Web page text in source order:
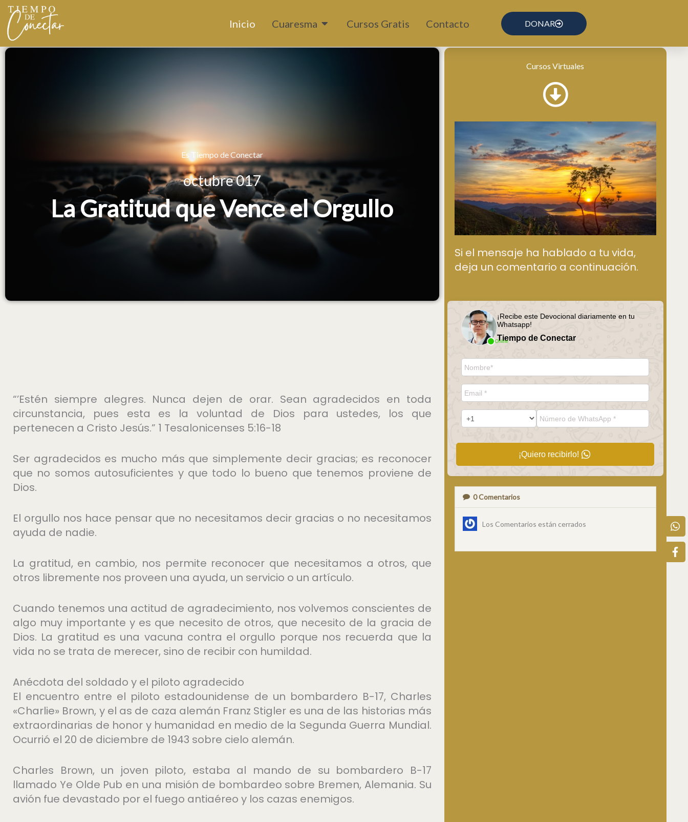
contenido
Inicio Cuaresma Abrir CuaresmaCursos Gratis Contacto DONAR
Es Tiempo de Conectar
octubre 017
La Gratitud que Vence el Orgullo
“’Estén siempre alegres. Nunca dejen de orar. Sean agradecidos en toda
circunstancia, pues esta es la voluntad de Dios para ustedes, los que
pertenecen a Cristo Jesús.” 1 Tesalonicenses 5:16-18
Ser agradecidos es mucho más que simplemente decir gracias; es reconocer
que no somos autosuficientes y que todo lo bueno que tenemos proviene de
Dios.
El orgullo nos hace pensar que no necesitamos decir gracias o no necesitamos
ayuda de nadie.
La gratitud, en cambio, nos permite reconocer que necesitamos a otros, que
otros libremente nos proveen una ayuda, un servicio o un artículo.
Cuando tenemos una actitud de agradecimiento, nos volvemos conscientes de
algo muy importante y es que necesito de otros, que necesito de la gracia de
Dios. La gratitud es una vacuna contra el orgullo porque nos recuerda que la
vida no se trata de merecer, sino de recibir con humildad.
Anécdota del soldado y el piloto agradecido
El encuentro entre el piloto estadounidense de un bombardero B-17, Charles
«Charlie» Brown, y el as de caza alemán Franz Stigler es una de las historias más
extraordinarias de honor y humanidad en medio de la Segunda Guerra Mundial.
Ocurrió el 20 de diciembre de 1943 sobre cielo alemán.
Charles Brown, un joven piloto, estaba al mando de su bombardero B-17
llamado Ye Olde Pub en una misión de bombardeo sobre Bremen, Alemania. Su
avión fue devastado por el fuego antiaéreo y los cazas enemigos.
Cursos Virtuales
Si el mensaje ha hablado a tu vida,
deja un comentario a continuación.
Online
¡Recibe este Devocional diariamente en tu
Whatsapp!
Tiempo de Conectar
¡Quiero recibirlo!
0Comentarios
Los Comentarios están cerrados